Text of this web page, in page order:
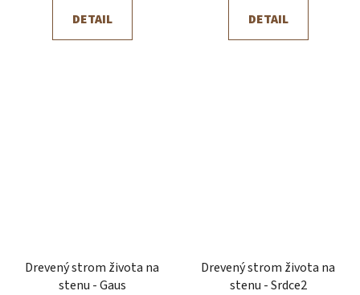
DETAIL DETAIL
Drevený strom života na
stenu - Gaus
Drevený strom života na
stenu - Srdce2